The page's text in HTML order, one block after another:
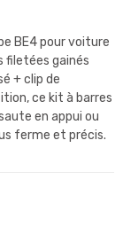
BE4 pour voiture
filetées gainés
+ clip de
ce kit à barres
en appui ou
ferme et précis.